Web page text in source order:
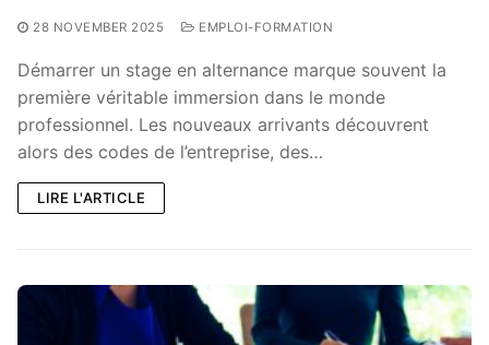
28 NOVEMBER 2025 EMPLOI-FORMATION
Démarrer un stage en alternance marque souvent la
première véritable immersion dans le monde
professionnel. Les nouveaux arrivants découvrent
alors des codes de l’entreprise, des…
LIRE L'ARTICLE